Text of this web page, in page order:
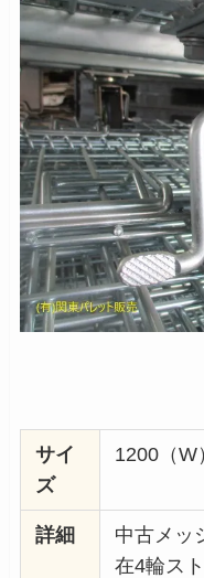
サイ
ズ
1200（
詳細
中古メッ
在4輪ス